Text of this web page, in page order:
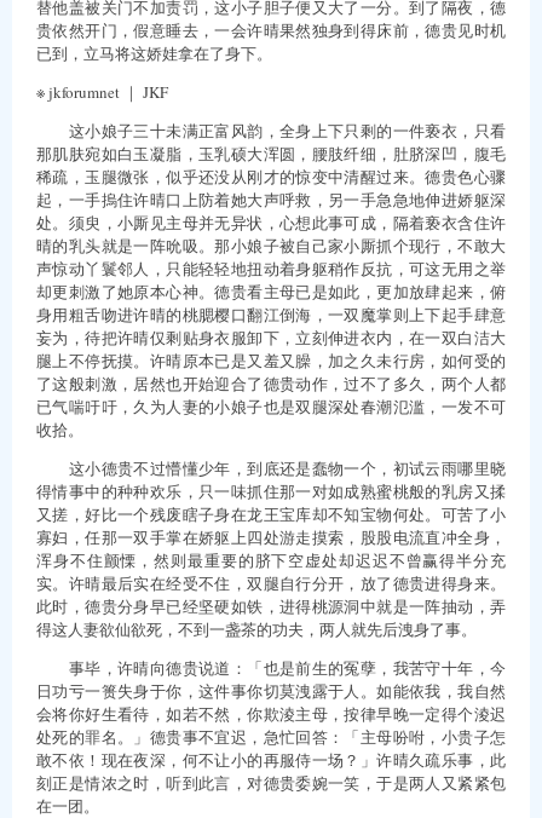
替他盖被关门不加责罚，这小子胆子便又大了一分。到了隔夜，德
贵依然开门，假意睡去，一会许晴果然独身到得床前，德贵见时机
已到，立马将这娇娃拿在了身下。
※ jkforumnet ｜ JKF
这小娘子三十未满正富风韵，全身上下只剩的一件亵衣，只看
那肌肤宛如白玉凝脂，玉乳硕大浑圆，腰肢纤细，肚脐深凹，腹毛
稀疏，玉腿微张，似乎还没从刚才的惊变中清醒过来。德贵色心骤
起，一手摀住许晴口上防着她大声呼救，另一手急急地伸进娇躯深
处。须臾，小厮见主母并无异状，心想此事可成，隔着亵衣含住许
晴的乳头就是一阵吮吸。那小娘子被自己家小厮抓个现行，不敢大
声惊动丫鬟邻人，只能轻轻地扭动着身躯稍作反抗，可这无用之举
却更刺激了她原本心神。德贵看主母已是如此，更加放肆起来，俯
身用粗舌吻进许晴的桃腮樱口翻江倒海，一双魔掌则上下起手肆意
妄为，待把许晴仅剩贴身衣服卸下，立刻伸进衣内，在一双白洁大
腿上不停抚摸。许晴原本已是又羞又臊，加之久未行房，如何受的
了这般刺激，居然也开始迎合了德贵动作，过不了多久，两个人都
已气喘吁吁，久为人妻的小娘子也是双腿深处春潮氾滥，一发不可
收拾。
这小德贵不过懵懂少年，到底还是蠢物一个，初试云雨哪里晓
得情事中的种种欢乐，只一味抓住那一对如成熟蜜桃般的乳房又揉
又搓，好比一个残废瞎子身在龙王宝库却不知宝物何处。可苦了小
寡妇，任那一双手掌在娇躯上四处游走摸索，股股电流直冲全身，
浑身不住颤慄，然则最重要的脐下空虚处却迟迟不曾赢得半分充
实。许晴最后实在经受不住，双腿自行分开，放了德贵进得身来。
此时，德贵分身早已经坚硬如铁，进得桃源洞中就是一阵抽动，弄
得这人妻欲仙欲死，不到一盏茶的功夫，两人就先后洩身了事。
事毕，许晴向德贵说道：「也是前生的冤孽，我苦守十年，今
日功亏一篑失身于你，这件事你切莫洩露于人。如能依我，我自然
会将你好生看待，如若不然，你欺淩主母，按律早晚一定得个淩迟
处死的罪名。」德贵事不宜迟，急忙回答：「主母吩咐，小贵子怎
敢不依！现在夜深，何不让小的再服侍一场？」许晴久疏乐事，此
刻正是情浓之时，听到此言，对德贵委婉一笑，于是两人又紧紧包
在一团。